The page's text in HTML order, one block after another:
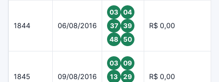
1844 06/08/2016
03
04
37
39
48
50
R$ 0,00
1845 09/08/2016
03
09
13
29
R$ 0,00